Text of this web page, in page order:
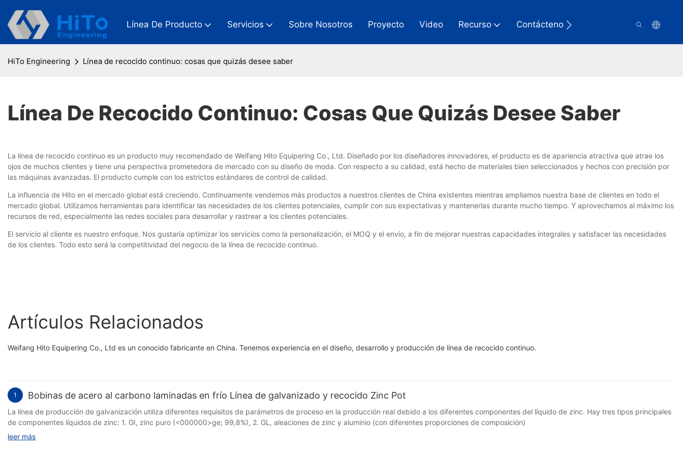
Línea De Producto Servicios Sobre Nosotros Proyecto Video Recurso Contáctenos
HiTo Engineering Línea de recocido continuo: cosas que quizás desee saber
Línea De Recocido Continuo: Cosas Que Quizás Desee Saber
La línea de recocido continuo es un producto muy recomendado de Weifang Hito Equipering Co., Ltd. Diseñado por los diseñadores innovadores, el producto es de apariencia atractiva que atrae los
ojos de muchos clientes y tiene una perspectiva prometedora de mercado con su diseño de moda. Con respecto a su calidad, está hecho de materiales bien seleccionados y hechos con precisión por
las máquinas avanzadas. El producto cumple con los estrictos estándares de control de calidad.
La influencia de Hito en el mercado global está creciendo. Continuamente vendemos más productos a nuestros clientes de China existentes mientras ampliamos nuestra base de clientes en todo el
mercado global. Utilizamos herramientas para identificar las necesidades de los clientes potenciales, cumplir con sus expectativas y mantenerlas durante mucho tiempo. Y aprovechamos al máximo los
recursos de red, especialmente las redes sociales para desarrollar y rastrear a los clientes potenciales.
El servicio al cliente es nuestro enfoque. Nos gustaría optimizar los servicios como la personalización, el MOQ y el envío, a fin de mejorar nuestras capacidades integrales y satisfacer las necesidades
de los clientes. Todo esto será la competitividad del negocio de la línea de recocido continuo.
Artículos Relacionados
Weifang Hito Equipering Co., Ltd es un conocido fabricante en China. Tenemos experiencia en el diseño, desarrollo y producción de línea de recocido continuo.
1 Bobinas de acero al carbono laminadas en frío Línea de galvanizado y recocido Zinc Pot
La línea de producción de galvanización utiliza diferentes requisitos de parámetros de proceso en la producción real debido a los diferentes componentes del líquido de zinc. Hay tres tipos principales
de componentes líquidos de zinc: 1. GI, zinc puro (<000000>ge; 99,8%), 2. GL, aleaciones de zinc y aluminio (con diferentes proporciones de composición)
leer más